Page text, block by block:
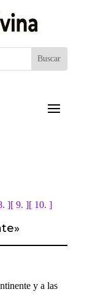
][ 9. ][ 10. ]
»
y a las